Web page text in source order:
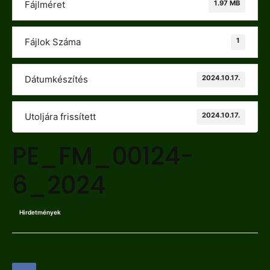
Fájlméret 1.97 MB
Fájlok Száma 1
Dátumkészítés 2024.10.17.
Utoljára frissített 2024.10.17.
PE_FM_00124-
6_2024
Hirdetmények